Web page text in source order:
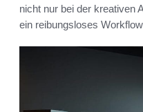
nicht nur bei der kreativen
ein reibungsloses